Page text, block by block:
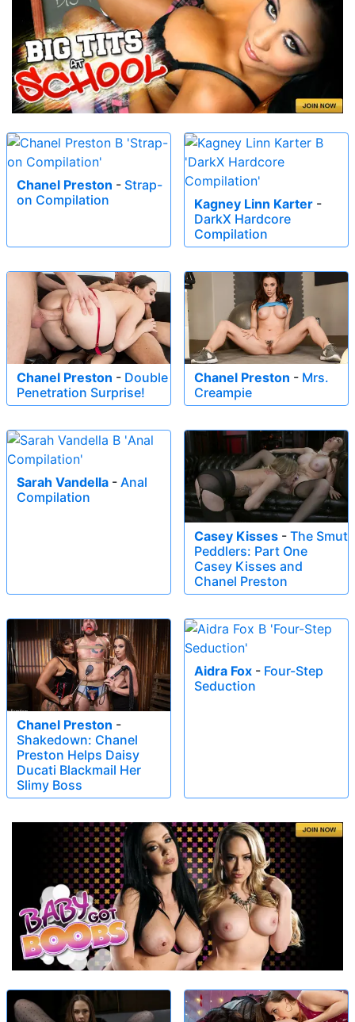
Chanel Preston - Strap-
on Compilation
Kagney Linn Karter -
DarkX Hardcore
Compilation
Chanel Preston - Double
Penetration Surprise!
Chanel Preston - Mrs.
Creampie
Sarah Vandella - Anal
Compilation
Casey Kisses - The Smut
Peddlers: Part One
Casey Kisses and
Chanel Preston
Chanel Preston -
Shakedown: Chanel
Preston Helps Daisy
Ducati Blackmail Her
Slimy Boss
Aidra Fox - Four-Step
Seduction